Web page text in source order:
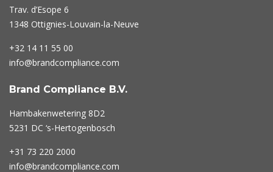
Trav. d’Esope 6
1348 Ottignies-Louvain-la-Neuve
+32 14 11 55 00
info@brandcompliance.com
Brand Compliance B.V.
Hambakenwetering 8D2
5231 DC ‘s-Hertogenbosch
+31 73 220 2000
info@brandcompliance.com